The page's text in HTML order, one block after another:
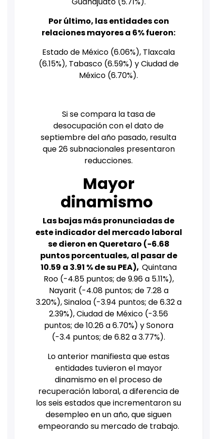
Por último, las entidades con
relaciones mayores a 6% fueron:
Estado de México (6.06%), Tlaxcala
(6.15%), Tabasco (6.59%) y Ciudad de
México (6.70%).
Si se compara la tasa de
desocupación con el dato de
septiembre del año pasado, resulta
que 26 subnacionales presentaron
reducciones.
Mayor
dinamismo
Las bajas más pronunciadas de
este indicador del mercado laboral
se dieron en Queretaro (-6.68
puntos porcentuales, al pasar de
10.59 a 3.91 % de su PEA), Quintana
Roo (-4.85 puntos; de 9.96 a 5.11%),
Nayarit (-4.08 puntos; de 7.28 a
3.20%), Sinaloa (-3.94 puntos; de 6.32 a
2.39%), Ciudad de México (-3.56
puntos; de 10.26 a 6.70%) y Sonora
(-3.4 puntos; de 6.82 a 3.77%).
Lo anterior manifiesta que estas
entidades tuvieron el mayor
dinamismo en el proceso de
recuperación laboral, a diferencia de
los seis estados que incrementaron su
desempleo en un año, que siguen
empeorando su mercado de trabajo.